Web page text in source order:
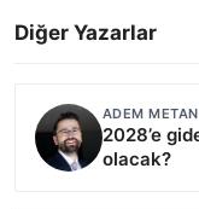
Diğer Yazarlar
ADEM METAN
2028’e
olacak?